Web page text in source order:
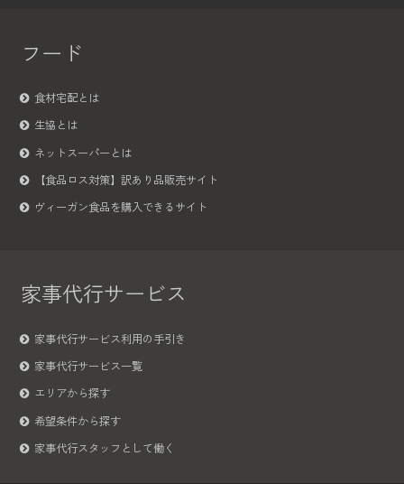
フード
食材宅配とは
生協とは
ネットスーパーとは
【食品ロス対策】訳あり品販売サイト
ヴィーガン食品を購入できるサイト
家事代行サービス
家事代行サービス利用の手引き
家事代行サービス一覧
エリアから探す
希望条件から探す
家事代行スタッフとして働く